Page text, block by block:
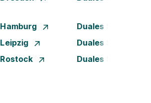
Duales Studium
Duales Studium
Duales Studium